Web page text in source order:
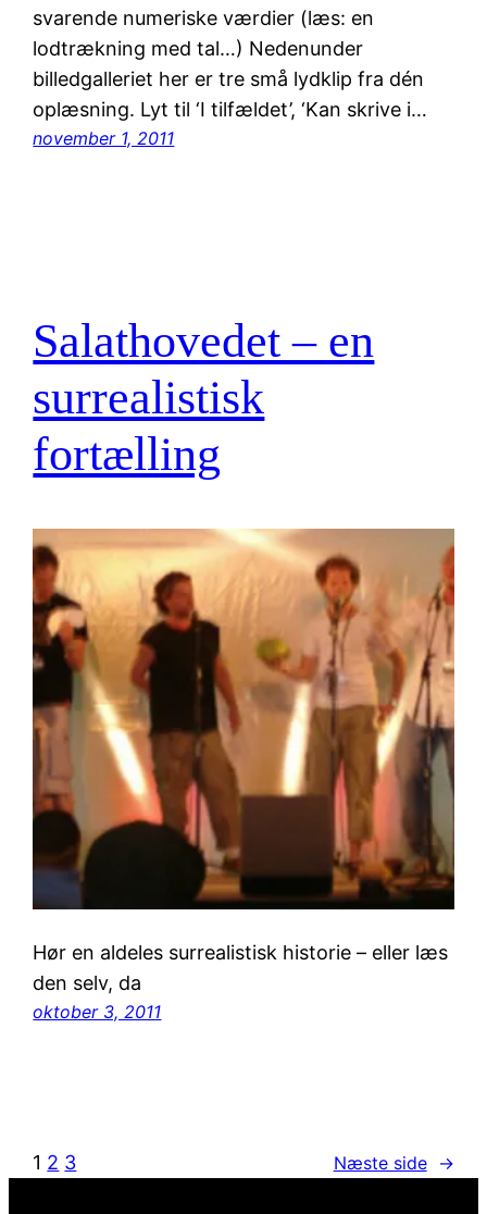
svarende numeriske værdier (læs: en
lodtrækning med tal…) Nedenunder
billedgalleriet her er tre små lydklip fra dén
oplæsning. Lyt til ‘I tilfældet’, ‘Kan skrive i…
november 1, 2011
Salathovedet – en
surrealistisk
fortælling
Hør en aldeles surrealistisk historie – eller læs
den selv, da
oktober 3, 2011
1 2 3 Næste side →